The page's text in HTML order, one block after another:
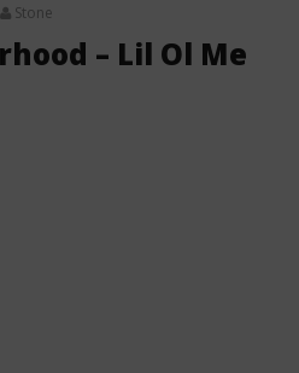
Stone
– Lil Ol Me